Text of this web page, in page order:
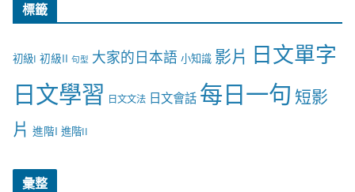
標籤
初級I 初級II 句型 大家的日本語 小知識 影片 日文單字
日文學習 日文文法 日文會話 每日一句 短影
片 進階I 進階II
彙整